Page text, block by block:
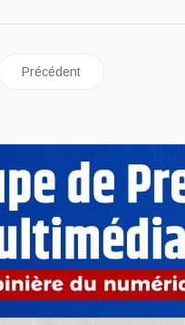
Article précédent : UNION
Précédent